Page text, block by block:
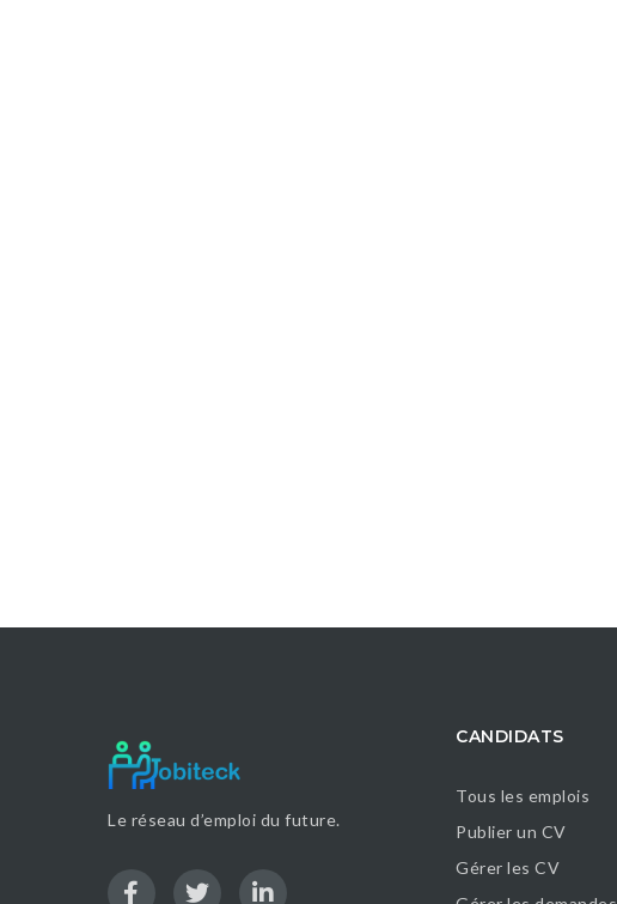
Le réseau d’emploi du future.
CANDIDATS
Tous les emplois
Publier un CV
Gérer les CV